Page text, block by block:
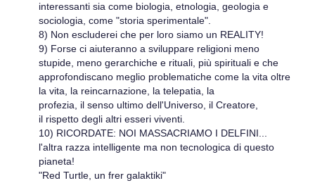
interessanti sia come biologia, etnologia, geologia e
sociologia, come "storia sperimentale".
8) Non escluderei che per loro siamo un REALITY!
9) Forse ci aiuteranno a sviluppare religioni meno
stupide, meno gerarchiche e rituali, più spirituali e che
approfondiscano meglio problematiche come la vita oltre
la vita, la reincarnazione, la telepatia, la
profezia, il senso ultimo dell'Universo, il Creatore,
il rispetto degli altri esseri viventi.
10) RICORDATE: NOI MASSACRIAMO I DELFINI...
l'altra razza intelligente ma non tecnologica di questo
pianeta!
"Red Turtle, un frer galaktiki"